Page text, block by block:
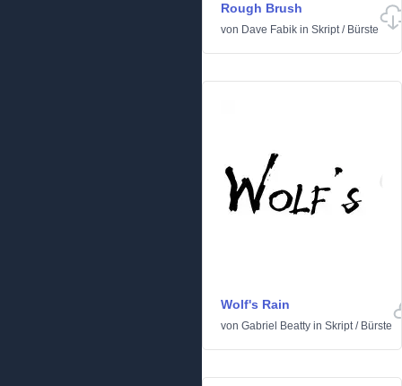
Rough Brush
von Dave Fabik in Skript/ Bürste
Wolf's Rain
von Gabriel Beatty in Skript/ Bürste